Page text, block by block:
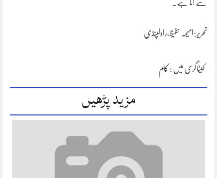
سے آتا ہے۔
تحریر:امیمہ حفیظ،راولپنڈی
کیٹاگری میں : کالم
مزید پڑھیں